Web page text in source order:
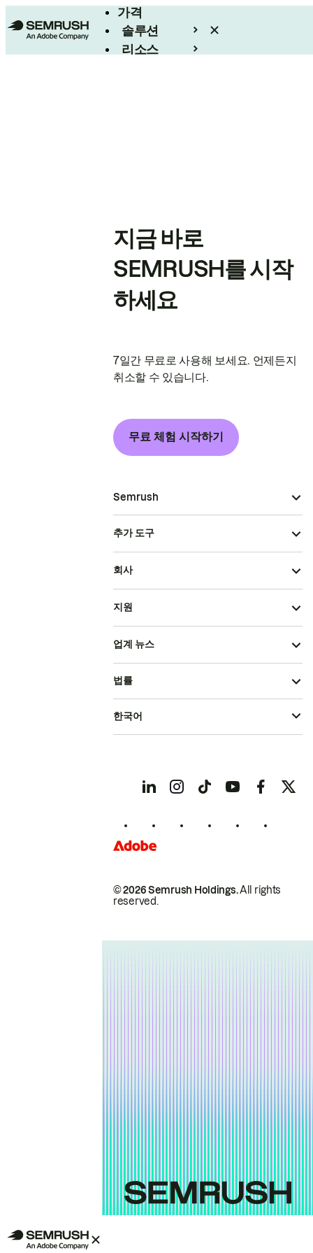
가격
솔루션
리소스
지금 바로
SEMRUSH를 시작
하세요
7일간 무료로 사용해 보세요. 언제든지
취소할 수 있습니다.
무료 체험 시작하기
Semrush
추가 도구
회사
지원
업계 뉴스
© 2026 Semrush Holdings.All rights
reserved.
법률
한국어